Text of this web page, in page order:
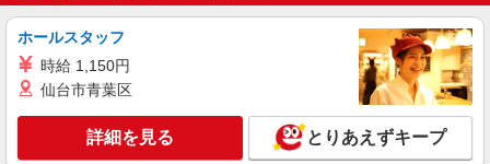
アルバイト
劇団四季SHOP&DINING 四季食堂
ホールスタッフ・キッチンスタッフ・グッズ販
［アルバイト］時給1,330円 ※研修期間 時給
1,300円 研修期間は最長6ヵ月（研修の進捗によ
ホールスタッフ
時給 1,150円
仙台市青葉区
詳細を見る とりあえずキープ